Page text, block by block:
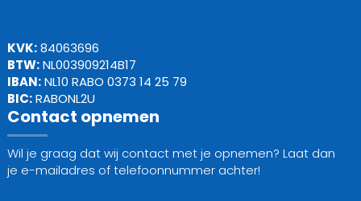
KVK:84063696
BTW:NL003909214B17
IBAN:NL10 RABO 0373 14 25 79
BIC:RABONL2U
Contact opnemen
Wil je graag dat wij contact met je opnemen? Laat dan
je e-mailadres of telefoonnummer achter!